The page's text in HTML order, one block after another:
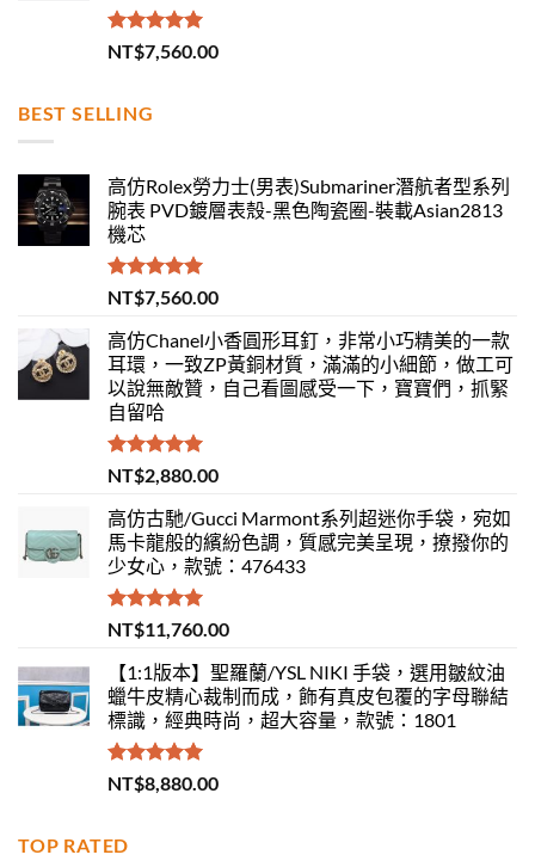
評分 5.00
滿分 5
NT$7,560.00
BEST SELLING
高仿Rolex勞力士(男表)Submariner潛航者型系列
腕表 PVD鍍層表殼-黑色陶瓷圈-裝載Asian2813
機芯
評分 5.00
滿分 5
NT$7,560.00
高仿Chanel小香圓形耳釘，非常小巧精美的一款
耳環，一致ZP黃銅材質，滿滿的小細節，做工可
以說無敵贊，自己看圖感受一下，寶寶們，抓緊
自留哈
評分 5.00
滿分 5
NT$2,880.00
高仿古馳/Gucci Marmont系列超迷你手袋，宛如
馬卡龍般的繽紛色調，質感完美呈現，撩撥你的
少女心，款號：476433
評分5.00
滿分 5
NT$11,760.00
【1:1版本】聖羅蘭/YSL NIKI 手袋，選用皺紋油
蠟牛皮精心裁制而成，飾有真皮包覆的字母聯結
標識，經典時尚，超大容量，款號：1801
評分 5.00
滿分 5
NT$8,880.00
TOP RATED